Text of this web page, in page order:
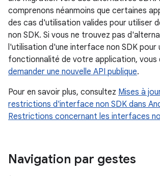
comprenons néanmoins que certaines
des cas d'utilisation valides pour utiliser
non SDK. Si vous ne trouvez pas
l'utilisation d'une interface non SDK pour
fonctionnalité de votre application, vous
demander une nouvelle API publique.
Pour en savoir plus, consultez Mises à
restrictions d'interface non SDK dans
Restrictions concernant les interfaces
Navigation par gestes